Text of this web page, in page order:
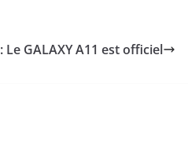
Le GALAXY A11 est officiel